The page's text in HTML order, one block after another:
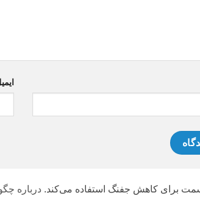
برای کاهش جفنگ استفاده می‌کند. درباره